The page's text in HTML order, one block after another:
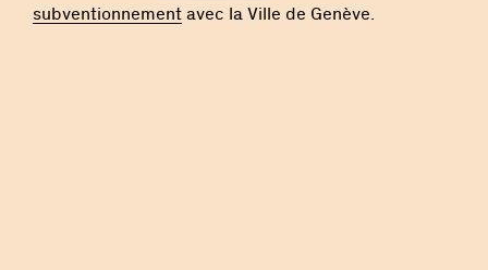
subventionnement avec la Ville de Genève.